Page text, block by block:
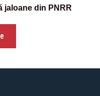
jaloane din PNRR